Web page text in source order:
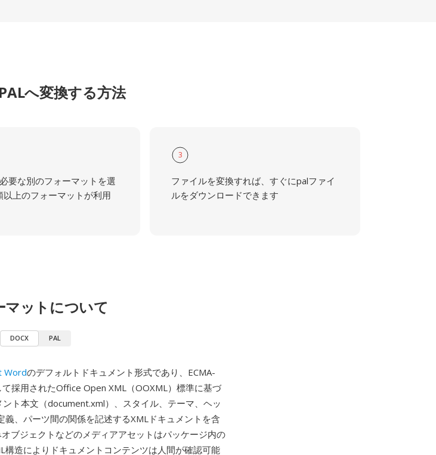
へ変換する方法
要な別のフォーマットを選
上のフォーマットが利用
3
ファイルを変換すれば、すぐにpalファイ
ルをダウンロードできます
マットについて
DOCX PAL
Wordのデフォルトドキュメント形式であり、ECMA-
採用されたOffice Open XML（OOXML）標準に基づ
ト本文（document.xml）、スタイル、テーマ、ヘッ
、パーツ間の関係を記述するXMLドキュメントを含
ブジェクトなどのメディアアセットはパッケージ内の
造によりドキュメントコンテンツは人間が確認可能